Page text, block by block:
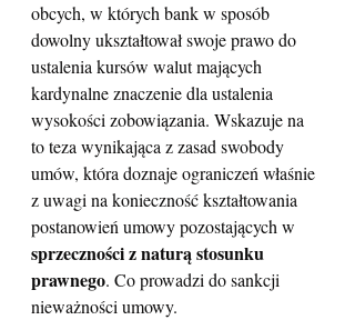
obcych, w których bank w sposób
dowolny ukształtował swoje prawo do
ustalenia kursów walut mających
kardynalne znaczenie dla ustalenia
wysokości zobowiązania. Wskazuje na
to teza wynikająca z zasad swobody
umów, która doznaje ograniczeń właśnie
z uwagi na konieczność kształtowania
postanowień umowy pozostających w
sprzeczności z naturą stosunku
prawnego. Co prowadzi do sankcji
nieważności umowy.